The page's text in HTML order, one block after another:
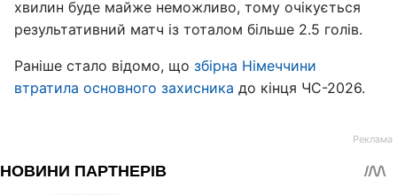
хвилин буде майже неможливо, тому очікується
результативний матч із тоталом більше 2.5 голів.
Раніше стало відомо, що збірна Німеччини
втратила основного захисника до кінця ЧС-2026.